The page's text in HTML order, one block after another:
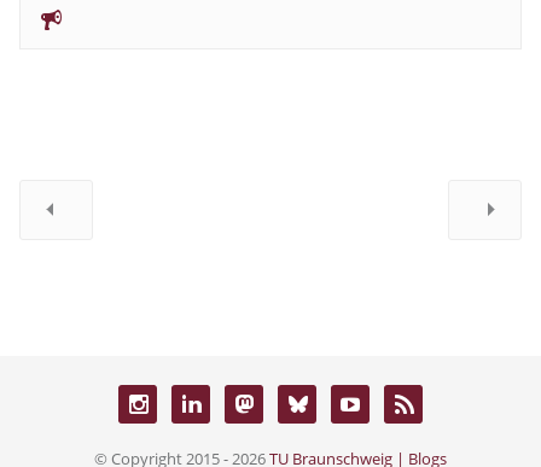
© Copyright 2015 - 2026TU Braunschweig | Blogs